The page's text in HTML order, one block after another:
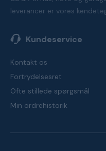
leverancer er vores
Kundeservice
Kontakt os
Fortrydelsesret
Ofte stillede spørgsmål
Min ordrehistorik